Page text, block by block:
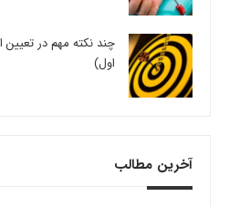
چند نکته مهم در
اول)
آخرین مطالب